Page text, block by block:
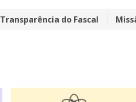
Transparência do Fascal